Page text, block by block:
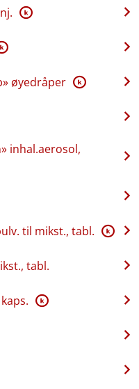
K
øyedråper K
inhal.aerosol,
til mikst., tabl. K
tabl.
K